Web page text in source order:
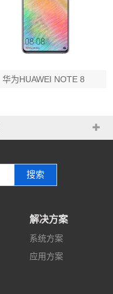
华为HUAWEI NOTE 8
搜索
解决方案
系统方案
应用方案